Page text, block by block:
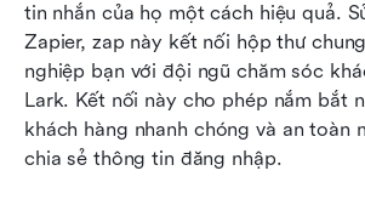
tin nhắn của họ một cách hiệu quả.
Zapier, zap này kết nối hộp thư
nghiệp bạn với đội ngũ chăm sóc
Lark. Kết nối này cho phép nắm bắt
khách hàng nhanh chóng và an toàn
chia sẻ thông tin đăng nhập.